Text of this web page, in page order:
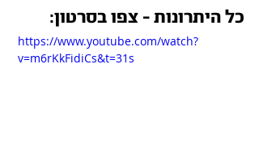
כל היתרונות - צפו בסרטון:
https://www.youtube.com/watch?
v=m6rKkFidiCs&t=31s